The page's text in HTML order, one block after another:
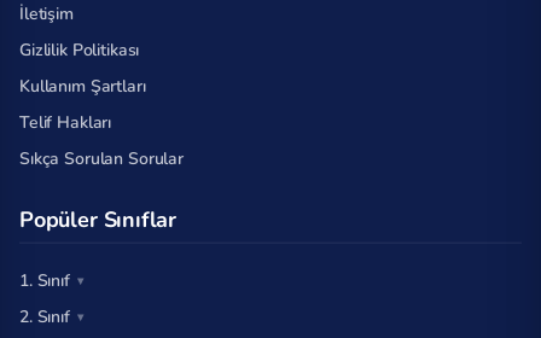
İletişim
Gizlilik Politikası
Kullanım Şartları
Telif Hakları
Sıkça Sorulan Sorular
Popüler Sınıflar
1. Sınıf
2. Sınıf